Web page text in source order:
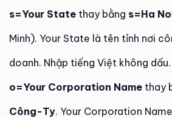
s=Your State thay bằng s=Ha
Minh). Your State là tên tỉnh nơi
doanh. Nhập tiếng Việt không dấu.
o=Your Corporation Name thay
Công-Ty. Your Corporation